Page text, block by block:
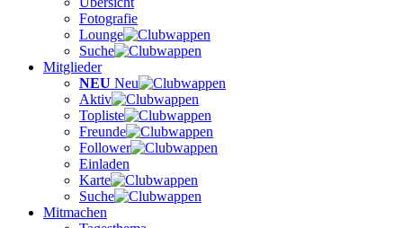
Fotografie
Lounge
Suche
Mitglieder
NEU Neu
Aktiv
Topliste
Freunde
Follower
Einladen
Karte
Suche
Mitmachen